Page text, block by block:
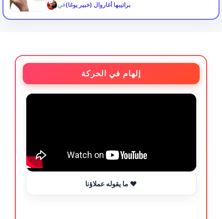
فيبراتيبها أغاروال (خبير يوغا)
إلهام في الحركة
ما يقوله عملاؤنا ❤️